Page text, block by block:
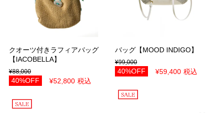
44（11号） 46（13号）
Free
22.5cm
クオーツ付きラフィアバッグ
【IACOBELLA】
¥88,000
40%OFF ¥52,800 税込
バッグ【MOOD INDIGO】
¥99,000
40%OFF ¥59,400 税込